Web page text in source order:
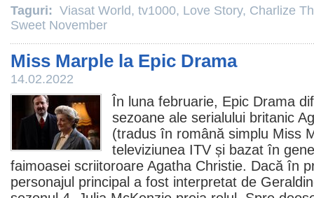
Taguri: Viasat World, tv1000, Love Story, Charlize
Sweet November
Miss Marple la Epic Drama
14.02.2022
În luna februarie, Epic Drama
sezoane ale serialului britanic
(tradus în română simplu Miss
televiziunea ITV și bazat în
faimoasei scriitoroare Agatha Christie. Dacă în
personajul principal a fost interpretat de